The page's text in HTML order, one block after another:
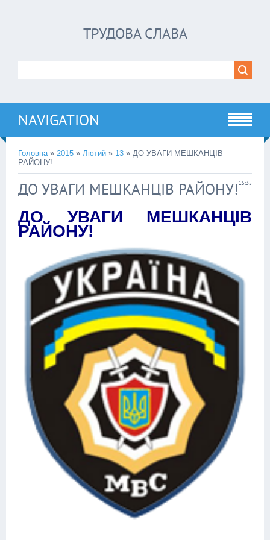
ТРУДОВА СЛАВА
NAVIGATION
Головна» 2015 » Лютий » 13 » ДО УВАГИ МЕШКАНЦІВ
РАЙОНУ!
15:35
ДО УВАГИ МЕШКАНЦІВ РАЙОНУ!
ДО УВАГИ МЕШКАНЦІВ
РАЙОНУ!